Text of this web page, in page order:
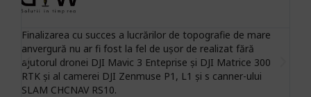
Finalizarea cu succes a lucrărilor de topografie de mare
anvergură nu ar fi fost la fel de ușor de realizat fără
ajutorul dronei DJI Mavic 3 Enteprise și DJI Matrice 300
RTK și al camerei DJI Zenmuse P1, L1 și s canner-ului
SLAM CHCNAV RS10.